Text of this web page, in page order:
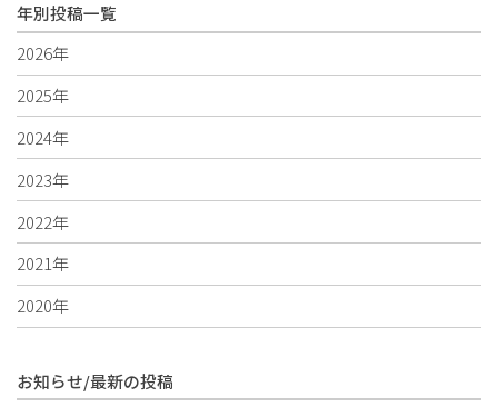
年別投稿一覧
2026年
2025年
2024年
2023年
2022年
2021年
2020年
お知らせ/最新の投稿